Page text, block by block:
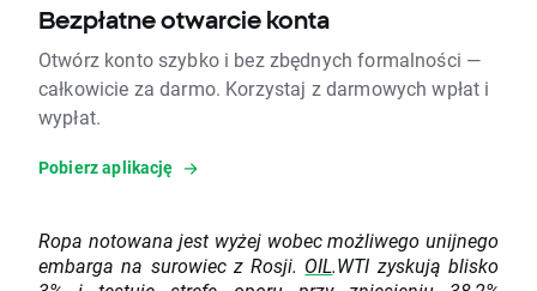
Bezpłatne otwarcie konta
Otwórz konto szybko i bez zbędnych formalności —
całkowicie za darmo. Korzystaj z darmowych wpłat i
wypłat.
Pobierz aplikację
Ropa notowana jest wyżej wobec możliwego unijnego
embarga na surowiec z Rosji. OIL.WTI zyskują blisko